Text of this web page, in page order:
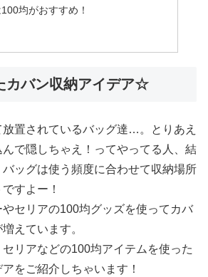
均がおすすめ！
カバン収納アイデア☆
置されているバッグ達…。とりあえ
で隠しちゃえ！ってやってる人、結
ッグは使う頻度に合わせて収納場所
すよー！
セリアの100均グッズを使ってカバ
えています。
リアなどの100均アイテムを使った
をご紹介しちゃいます！